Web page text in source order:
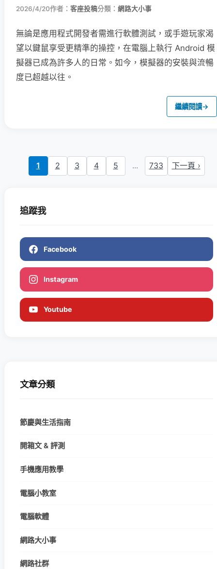
2026/4/20作者： 客座投稿分類： 網路大小事
無論是應用程式開發者需進行軟體測試，或手遊玩家渴
望以鍵鼠享受更精準的操控，在電腦上執行 Android 模
擬器已成為許多人的日常。如今，模擬器的安裝與流暢
度已超越以往。
繼續閱讀→
1 2 3 4 5 ... 733 下一頁 ›
追蹤我
Facebook
Instagram
Youtube
文章分類
節慶與生活指南
開箱文 & 評測
手機應用教學
電腦小教室
電腦軟體
網路大小事
網路社群